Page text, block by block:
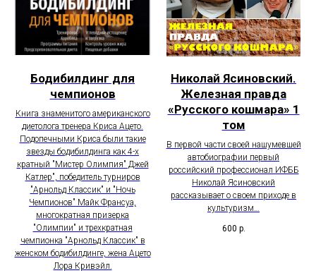
Бодибилдинг для
чемпионов
Книга знаменитого американского
диетолога тренера Криса Ацето.
Подопечными Криса были такие
звезды бодибилдинга как 4-х
кратный "Мистер Олимпия" Джей
Катлер", победитель турниров
"Арнольд Классик" и "Ночь
Чемпионов" Майк Франсуа,
многократная призерка
"Олимпии" и трехкратная
чемпионка "Арнольд Классик" в
женском бодибилдинге, жена Ацето
Лора Кривэйл.
Николай Ясиновский.
Железная правда
«Русского кошмара» 1
том
В первой части своей нашумевшей
автобиографии первый
российский профессионал ИФББ
Николай Ясиновский
рассказывает о своем приходе в
культуризм…
600 р.